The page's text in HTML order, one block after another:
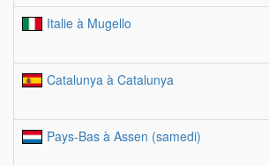
Italie à Mugello
Catalunya à Catalunya
Pays-Bas à Assen (samedi)